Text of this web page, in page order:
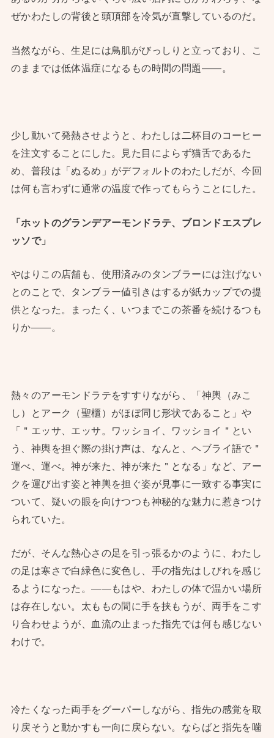
ぜかわたしの背後と頭頂部を冷気が直撃しているのだ。
当然ながら、生足には鳥肌がびっしりと立っており、こ
のままでは低体温症になるもの時間の問題——。
少し動いて発熱させようと、わたしは二杯目のコーヒー
を注文することにした。見た目によらず猫舌であるた
め、普段は「ぬるめ」がデフォルトのわたしだが、今回
は何も言わずに通常の温度で作ってもらうことにした。
「ホットのグランデアーモンドラテ、ブロンドエスプレ
ッソで」
やはりこの店舗も、使用済みのタンブラーには注げない
とのことで、タンブラー値引きはするが紙カップでの提
供となった。まったく、いつまでこの茶番を続けるつも
りか——。
熱々のアーモンドラテをすすりながら、「神輿（みこ
し）とアーク（聖櫃）がほぼ同じ形状であること」や
「＂エッサ、エッサ。ワッショイ、ワッショイ＂とい
う、神輿を担ぐ際の掛け声は、なんと、ヘブライ語で＂
運べ、運べ。神が来た、神が来た＂となる」など、アー
クを運び出す姿と神輿を担ぐ姿が見事に一致する事実に
ついて、疑いの眼を向けつつも神秘的な魅力に惹きつけ
られていた。
だが、そんな熱心さの足を引っ張るかのように、わたし
の足は寒さで白緑色に変色し、手の指先はしびれを感じ
るようになった。——もはや、わたしの体で温かい場所
は存在しない。太ももの間に手を挟もうが、両手をこす
り合わせようが、血流の止まった指先では何も感じない
わけで。
冷たくなった両手をグーパーしながら、指先の感覚を取
り戻そうと動かすも一向に戻らない。ならばと指先を噛